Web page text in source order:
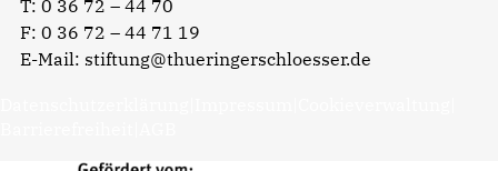
T: 0 36 72 – 44 70
F: 0 36 72 – 44 71 19
E-Mail: stiftung@thueringerschloesser.de